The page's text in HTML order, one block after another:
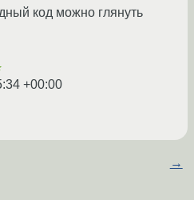
код можно глянуть
+00:00
→